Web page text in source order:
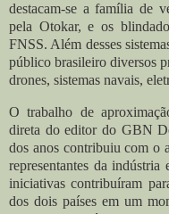
destacam-se a família de
pela Otokar, e os
FNSS. Além desses
público brasileiro diversos
drones, sistemas navais,
O trabalho de
direta do editor do GBN
dos anos contribuiu com o
representantes da indústria
iniciativas contribuíram
dos dois países em um